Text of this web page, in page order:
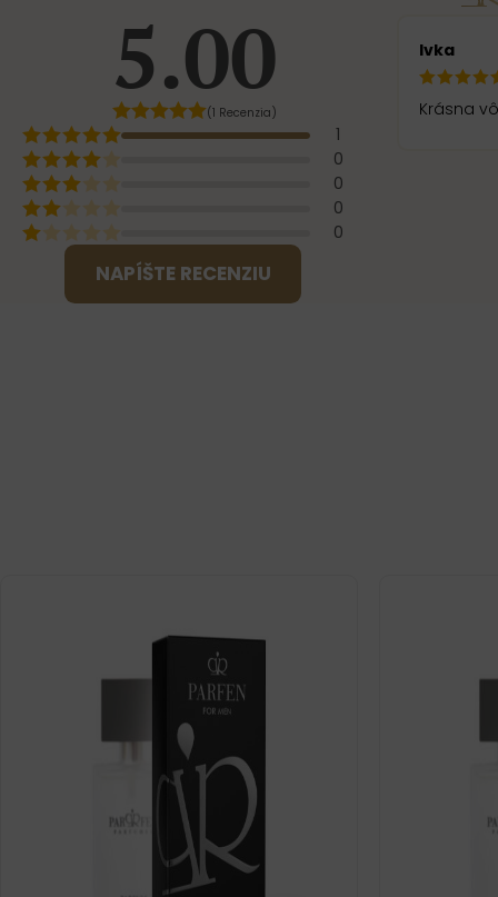
5.00
(1 Recenzia)
1
0
0
0
0
NAPÍŠTE RECENZIU
Ivka
Krásna